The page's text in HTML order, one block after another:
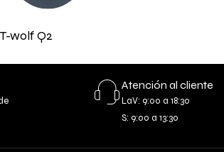
wolf Q2
Atención al cliente
LaV: 9:00 a 18:30
S: 9:00 a 13:30